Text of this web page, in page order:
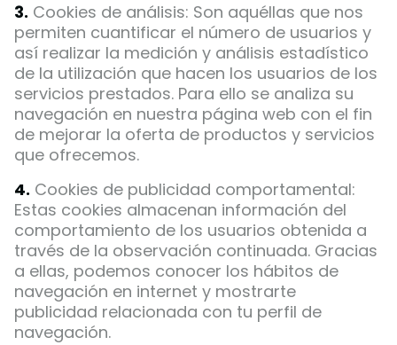
3. Cookies de análisis: Son aquéllas que nos
permiten cuantificar el número de usuarios y
así realizar la medición y análisis estadístico
de la utilización que hacen los usuarios de los
servicios prestados. Para ello se analiza su
navegación en nuestra página web con el fin
de mejorar la oferta de productos y servicios
que ofrecemos.
4. Cookies de publicidad comportamental:
Estas cookies almacenan información del
comportamiento de los usuarios obtenida a
través de la observación continuada. Gracias
a ellas, podemos conocer los hábitos de
navegación en internet y mostrarte
publicidad relacionada con tu perfil de
navegación.